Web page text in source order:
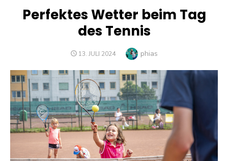
Perfektes Wetter beim Tag
des Tennis
POSTED
13. JULI 2024 Author
phias